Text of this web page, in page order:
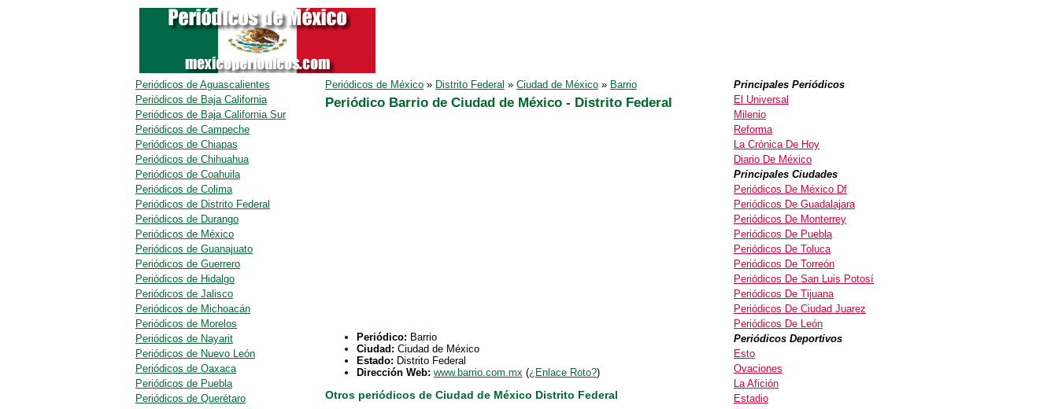
Periódicos de México» Distrito Federal » Ciudad de México» Barrio
Periódico Barrio de Ciudad de México - Distrito Federal
Periódico: Barrio
Ciudad: Ciudad de México
Estado: Distrito Federal
Dirección Web: www.barrio.com.mx(¿Enlace Roto?)
Otros periódicos de Ciudad de México Distrito Federal
Periódicos de Aguascalientes
Periódicos de Baja California
Periódicos de Baja California Sur
Periódicos de Campeche
Periódicos de Chiapas
Periódicos de Chihuahua
Periódicos de Coahuila
Periódicos de Colima
Periódicos de Distrito Federal
Periódicos de Durango
Periódicos de México
Periódicos de Guanajuato
Periódicos de Guerrero
Periódicos de Hidalgo
Periódicos de Jalisco
Periódicos de Michoacán
Periódicos de Morelos
Periódicos de Nayarit
Periódicos de Nuevo León
Periódicos de Oaxaca
Periódicos de Puebla
Periódicos de Querétaro
Principales Periódicos
El Universal
Milenio
Reforma
La Crónica De Hoy
Diario De México
Principales Ciudades
Periódicos De México Df
Periódicos De Guadalajara
Periódicos De Monterrey
Periódicos De Puebla
Periódicos De Toluca
Periódicos De Torreón
Periódicos De San Luis Potosí
Periódicos De Tijuana
Periódicos De Ciudad Juarez
Periódicos De León
Periódicos Deportivos
Esto
Ovaciones
La Afición
Estadio